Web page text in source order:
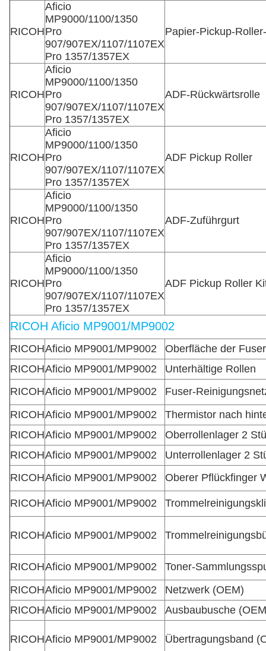
RICOH
Aficio
MP9000/1100/1350
Pro
907/907EX/1107/1107EX
Pro 1357/1357EX
Papier-Pickup-
RICOH
Aficio
MP9000/1100/1350
Pro
907/907EX/1107/1107EX
Pro 1357/1357EX
ADF-Rückwärtsrolle
RICOH
Aficio
MP9000/1100/1350
Pro
907/907EX/1107/1107EX
Pro 1357/1357EX
ADF Pickup Roller
RICOH
Aficio
MP9000/1100/1350
Pro
907/907EX/1107/1107EX
Pro 1357/1357EX
ADF-Zuführgurt
RICOH
Aficio
MP9000/1100/1350
Pro
907/907EX/1107/1107EX
Pro 1357/1357EX
ADF Pickup Roller
RICOH Aficio MP9001/MP9002
RICOHAficio MP9001/MP9002
Oberfläche der
RICOHAficio MP9001/MP9002
Unterhältige Rollen
RICOHAficio MP9001/MP9002
Fuser-
RICOHAficio MP9001/MP9002
Thermistor nach
RICOHAficio MP9001/MP9002
Oberrollenlager 2
RICOHAficio MP9001/MP9002
Unterrollenlager 2
RICOHAficio MP9001/MP9002 Oberer Pflückfinger
RICOHAficio MP9001/MP9002
RICOHAficio MP9001/MP9002
RICOHAficio MP9001/MP9002
Toner-
RICOHAficio MP9001/MP9002
Netzwerk (OEM)
RICOHAficio MP9001/MP9002 Ausbaubusche
RICOHAficio MP9001/MP9002 Übertragungsband